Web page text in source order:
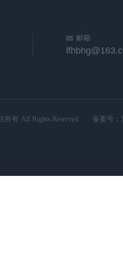
邮箱
有 All Rights Reserved. 备案号：